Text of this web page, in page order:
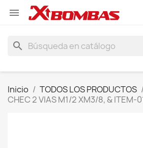

search
Inicio TODOS LOS PRODUCTOS
CHEC 2 VIAS M1/2 XM3/8, & ITEM-